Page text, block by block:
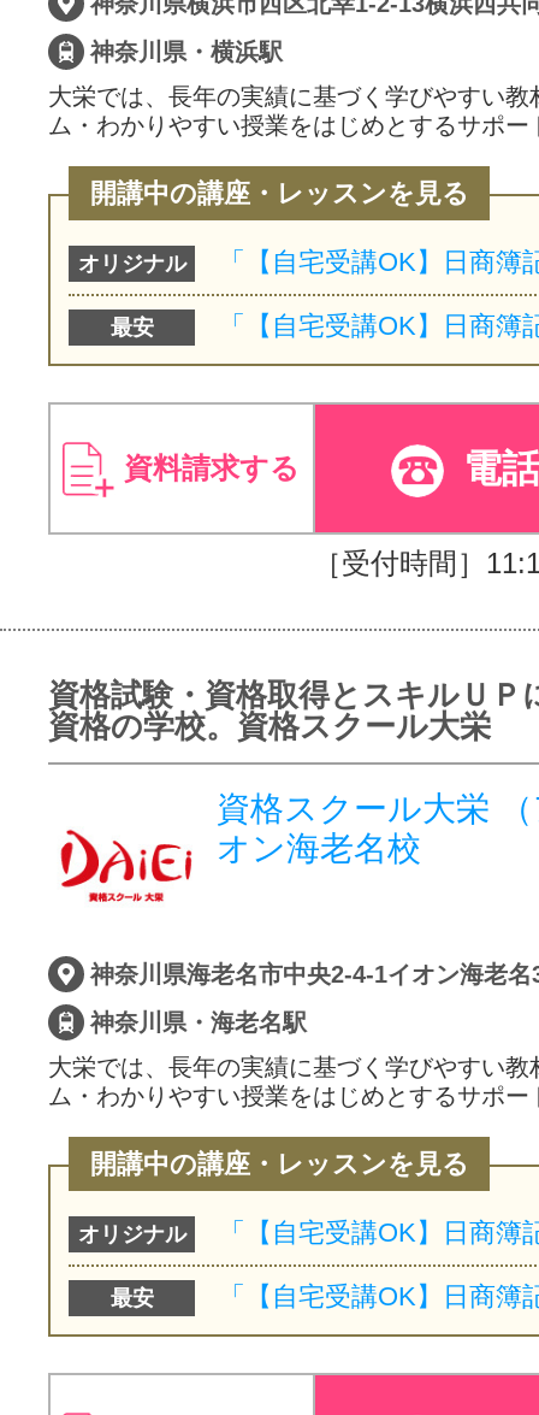
神奈川県・横浜駅
大栄では、長年の実績に基づく学びやすい教
ム・わかりやすい授業をはじめとするサポ
開講中の講座・レッスンを見る
オリジナル
最安
資料請求する 電
［受付時間］
資格試験・資格取得とスキルＵＰ
資格の学校。資格スクール大栄
資格スクール大栄
オン海老名校
神奈川県海老名市中央2-4-1イオン海老名
神奈川県・海老名駅
大栄では、長年の実績に基づく学びやすい教
ム・わかりやすい授業をはじめとするサポ
開講中の講座・レッスンを見る
オリジナル
最安